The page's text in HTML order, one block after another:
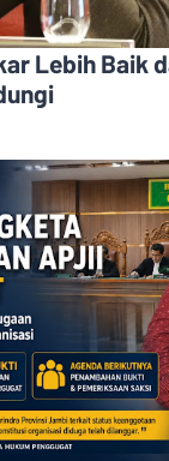
Lebih Baik